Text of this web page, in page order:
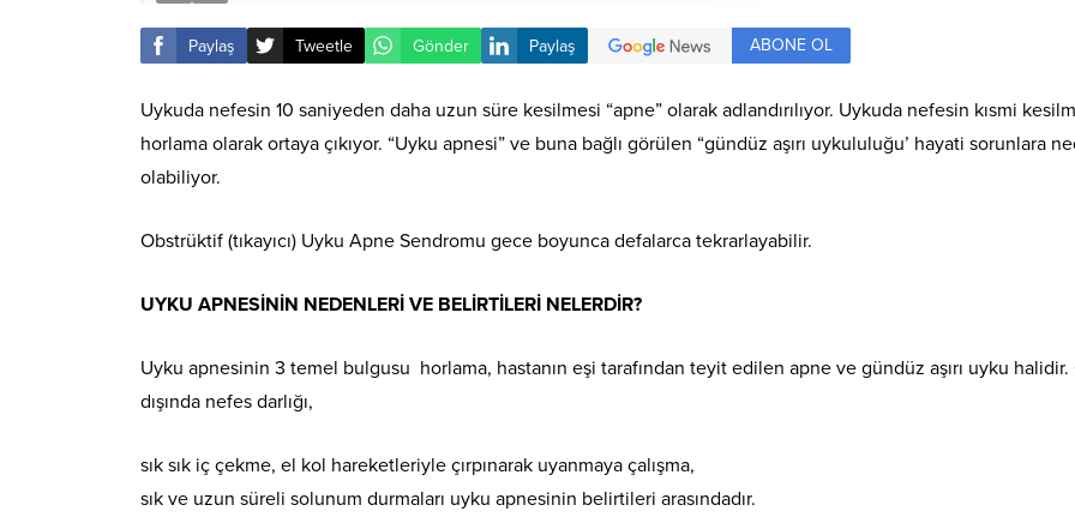
Paylaş Tweetle Gönder Paylaş ABONE OL
Uykuda nefesin 10 saniyeden daha uzun süre kesilmesi “apne” olarak adlandırılıyor. Uykuda nefesin kısmi
horlama olarak ortaya çıkıyor. “Uyku apnesi” ve buna bağlı görülen “gündüz aşırı uykululuğu’ hayati sorunlara
olabiliyor.
Obstrüktif (tıkayıcı) Uyku Apne Sendromu gece boyunca defalarca tekrarlayabilir.
UYKU APNESİNİN NEDENLERİ VE BELİRTİLERİ NELERDİR?
Uyku apnesinin 3 temel bulgusu horlama, hastanın eşi tarafından teyit edilen apne ve gündüz aşırı uyku halidir.
dışında nefes darlığı,
sık sık iç çekme, el kol hareketleriyle çırpınarak uyanmaya çalışma,
sık ve uzun süreli solunum durmaları uyku apnesinin belirtileri arasındadır.